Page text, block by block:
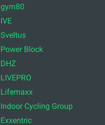
gym80
IVE
Sveltus
Power Block
DHZ
LIVEPRO
Lifemaxx
Indoor Cycling Group
Exxentric